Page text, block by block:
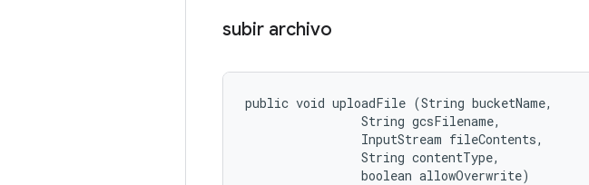
subir archivo
public void uploadFile (String bucketName,
                String gcsFilename,
                InputStream fileContents,
                String contentType,
                boolean allowOverwrite)